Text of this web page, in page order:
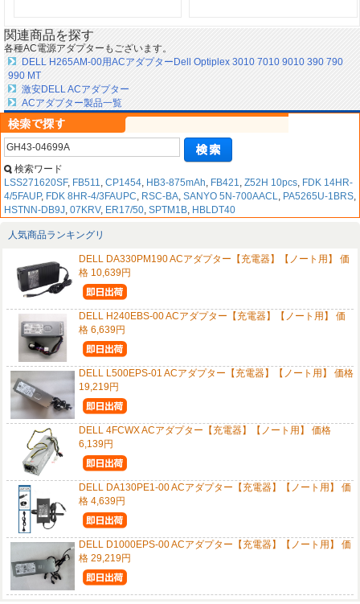
関連商品を探す
各種AC電源アダプターもございます。
DELL H265AM-00用ACアダプターDell Optiplex 3010 7010 9010 390 790
990 MT
激安DELL ACアダプター
ACアダプター製品一覧
検索ワード
LSS271620SF, FB511, CP1454, HB3-875mAh, FB421, Z52H 10pcs, FDK 14HR-
4/5FAUP, FDK 8HR-4/3FAUPC, RSC-BA, SANYO 5N-700AACL, PA5265U-1BRS,
HSTNN-DB9J, 07KRV, ER17/50, SPTM1B, HBLDT40
人気商品ランキングリ
DELL DA330PM190 ACアダプター【充電器】【ノート用】 価
格 10,639円
DELL H240EBS-00 ACアダプター【充電器】【ノート用】 価
格 6,639円
DELL L500EPS-01 ACアダプター【充電器】【ノート用】 価格
19,219円
DELL 4FCWX ACアダプター【充電器】【ノート用】 価格
6,139円
DELL DA130PE1-00 ACアダプター【充電器】【ノート用】 価
格 4,639円
DELL D1000EPS-00 ACアダプター【充電器】【ノート用】 価
格 29,219円